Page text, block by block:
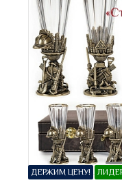
ДЕРЖИМ ЦЕНУ!